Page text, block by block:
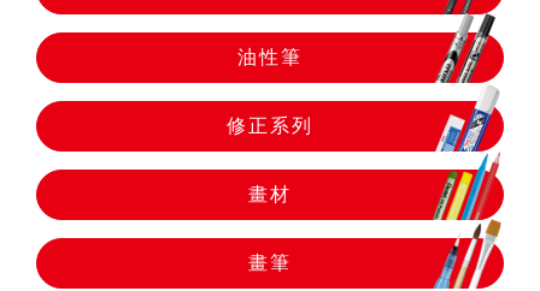
油性筆
修正系列
畫材
油性筆
修正系列
畫材
畫筆